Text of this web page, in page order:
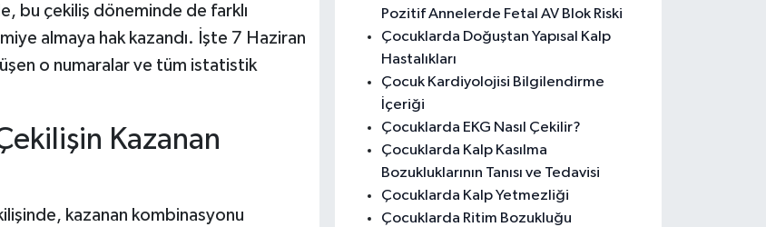
bu çekiliş döneminde de farklı
almaya hak kazandı. İşte 7 Haziran
o numaralar ve tüm istatistik
Kazanan
kazanan kombinasyonu
Pozitif Annelerde Fetal AV Blok Riski
Çocuklarda Doğuştan Yapısal Kalp
Hastalıkları
Çocuk Kardiyolojisi Bilgilendirme
İçeriği
Çocuklarda EKG Nasıl Çekilir?
Çocuklarda Kalp Kasılma
Bozukluklarının Tanısı ve Tedavisi
Çocuklarda Kalp Yetmezliği
Çocuklarda Ritim Bozukluğu